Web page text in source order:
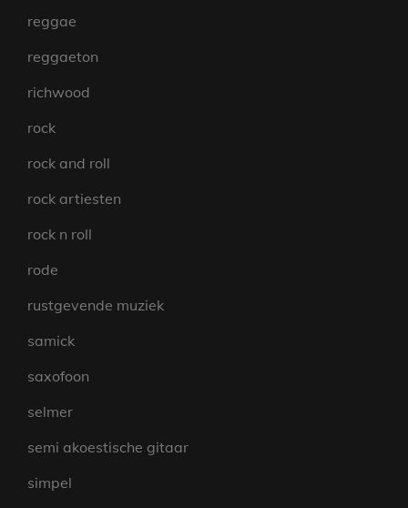
reggae
reggaeton
richwood
rock
rock and roll
rock artiesten
rock n roll
rode
rustgevende muziek
samick
saxofoon
selmer
semi akoestische gitaar
simpel